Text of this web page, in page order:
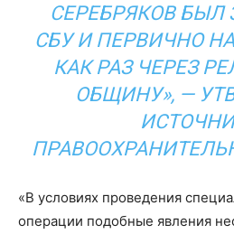
СЕРЕБРЯКОВ БЫЛ
СБУ И ПЕРВИЧНО
КАК РАЗ ЧЕРЕЗ
ОБЩИНУ», —
«В условиях проведения
операции подобные явления